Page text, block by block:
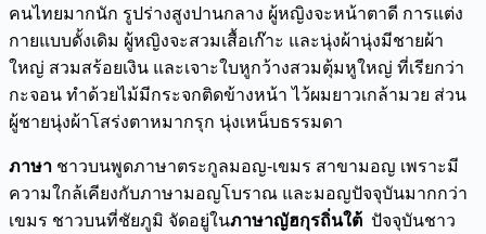
คนไทยมากนัก รูปร่างสูงปานกลาง ผู้หญิงจะหน้าตาดี การแต่ง
กายแบบดั้งเดิม ผู้หญิงจะสวมเสื้อเก๊าะ และนุ่งผ้านุ่งมีชายผ้า
ใหญ่ สวมสร้อยเงิน และเจาะใบหูกว้างสวมตุ้มหูใหญ่ ที่เรียกว่า
กะจอน ทำด้วยไม้มีกระจกติดข้างหน้า ไว้ผมยาวเกล้ามวย ส่วน
ผู้ชายนุ่งผ้าโสร่งตาหมากรุก นุ่งเหน็บธรรมดา
ภาษา ชาวบนพูดภาษาตระกูลมอญ-เขมร สาขามอญ เพราะมี
ความใกล้เคียงกับภาษามอญโบราณ และมอญปัจจุบันมากกว่า
เขมร ชาวบนที่ชัยภูมิ จัดอยู่ในภาษาญัฮกุรถิ่นใต้ ปัจจุบันชาว